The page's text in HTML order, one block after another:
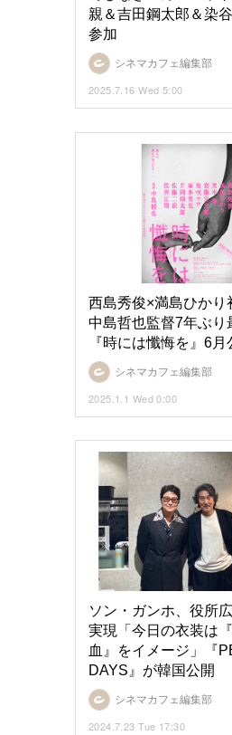
シネマカフェ編集部
親＆吉田鋼太郎＆染
参加
2025.7.16 Wed 5:00
シネマカフェ編集部
西島秀俊×満島ひかり
中島哲也監督7年ぶり
『時には懺悔を』6月
2025.1.1 Wed 0:00
シネマカフェ編集部
ソン・ガンホ、役所
実現「今日の衣装は
血』をイメージ」『
DAYS』が韓国公開
2024.7.23 Tue 17:30